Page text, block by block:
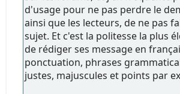
d'usage pour ne pas perdre le
ainsi que les lecteurs, de ne pas
sujet. Et c'est la politesse la plus
de rédiger ses message en
ponctuation, phrases
justes, majuscules et points par